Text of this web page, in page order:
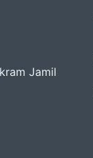
Jamil